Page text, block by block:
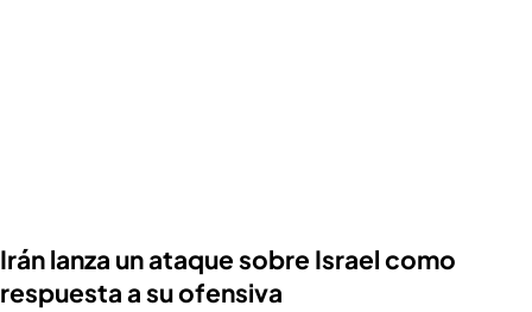
Irán lanza un ataque sobre Israel como
respuesta a su ofensiva